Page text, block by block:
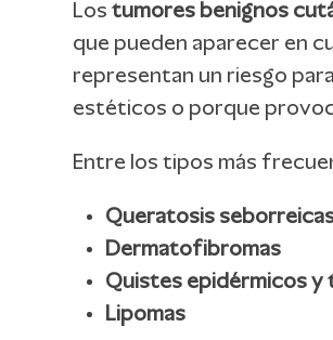
Lostumores benignos
que pueden aparecer en
representan un riesgo
estéticos o porque
Entre los tipos más
Queratosis
Dermatofibromas
Quistes epidérmicos y
Lipomas